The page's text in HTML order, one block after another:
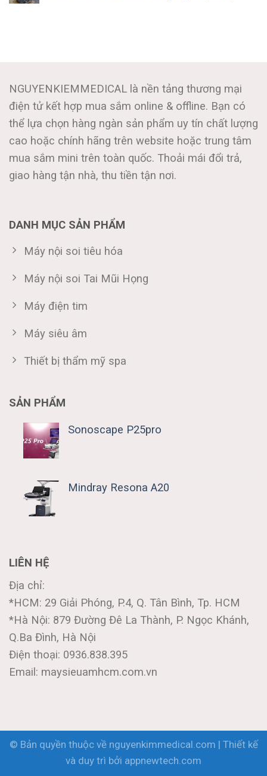
NGUYENKIEMMEDICAL là nền tảng thương mại
điện tử kết hợp mua sắm online & offline. Bạn có
thể lựa chọn hàng ngàn sản phẩm uy tín chất lượng
cao hoặc chính hãng trên website hoặc trung tâm
mua sắm mini trên toàn quốc. Thoải mái đổi trả,
giao hàng tận nhà, thu tiền tận nơi.
DANH MỤC SẢN PHẨM
Máy nội soi tiêu hóa
Máy nội soi Tai Mũi Họng
Máy điện tim
Máy siêu âm
Thiết bị thẩm mỹ spa
SẢN PHẨM
Sonoscape P25pro
Mindray Resona A20
LIÊN HỆ
Địa chỉ:
*HCM: 29 Giải Phóng, P.4, Q. Tân Bình, Tp. HCM
*Hà Nội: 879 Đường Đê La Thành, P. Ngọc Khánh,
Q.Ba Đình, Hà Nội
Điện thoại: 0936.838.395
Email: maysieuamhcm.com.vn
© Bản quyền thuộc về nguyenkimmedical.com | Thiết kế
và duy trì bởi appnewtech.com